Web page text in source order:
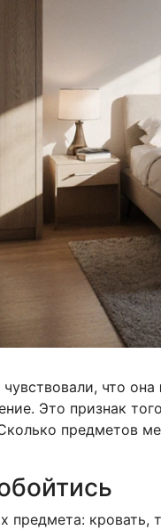
что она
Это признак
предметов
предмета: